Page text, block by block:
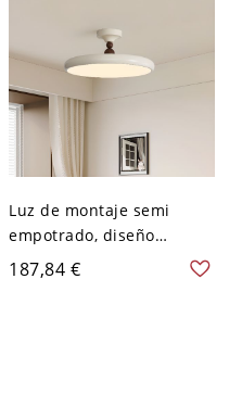
Luz de montaje semi
empotrado, diseño
circular blanco de hierro
fundido con 1 luz, estilo
187,84 €